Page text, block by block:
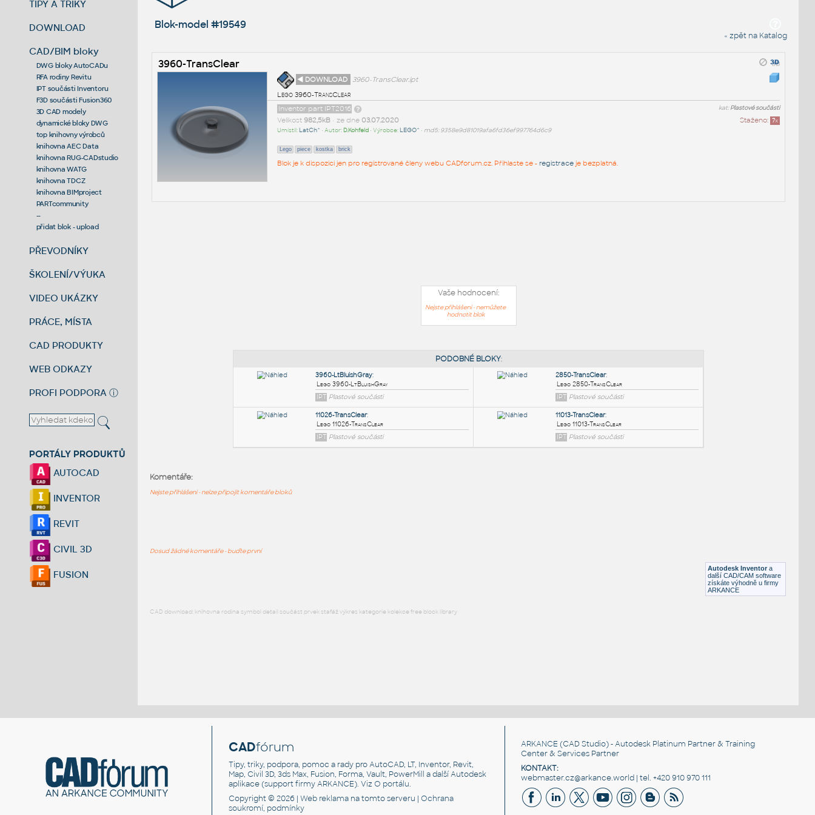
TIPY A TRIKY
DOWNLOAD
CAD/BIM bloky
DWG bloky AutoCADu
RFA rodiny Revitu
IPT součásti Inventoru
F3D součásti Fusion360
3D CAD modely
dynamické bloky DWG
top knihovny výrobců
knihovna AEC Data
knihovna RUG-CADstudio
knihovna WATG
knihovna TDCZ
knihovna BIMproject
PARTcommunity
--
přidat blok - upload
PŘEVODNÍKY
ŠKOLENÍ/VÝUKA
VIDEO UKÁZKY
PRÁCE, MÍSTA
CAD PRODUKTY
WEB ODKAZY
PROFI PODPORA ⓘ
PORTÁLY PRODUKTŮ
AUTOCAD
INVENTOR
REVIT
CIVIL 3D
FUSION
Blok-model #19549
« zpět na Katalog
3960-TransClear
◄ DOWNLOAD
3960-TransClear.ipt
Lego 3960-TransClear
kat:Plastové součásti
Inventor part IPT2016
Staženo: 7x
Velikost 982,5kB• ze dne 03.07.2020
Umístil: LatCh^ • Autor: D.Kohfeld• Výrobce: LEGO^ • md5: 9358e9d81019afa6fd36ef997764d6c9
Lego piece kostka brick
Blok je k dispozici jen pro registrované členy webu CADforum.cz. Přihlaste se - registraceje bezplatná.
Vaše hodnocení:
Nejste přihlášeni - nemůžete
hodnotit blok
Plastové součásti
Autodesk Inventor a
další CAD/CAM software
získáte výhodně u firmy
ARKANCE
Komentáře:
Nejste přihlášeni - nelze připojit komentáře bloků
Dosud žádné komentáře - buďte první
CAD download: knihovna rodina symbol detail součást prvek stafáž výkres kategorie kolekce free block library
CADfórum
Tipy, triky, podpora, pomoc a rady pro AutoCAD, LT, Inventor, Revit,
Map, Civil 3D, 3ds Max, Fusion, Forma, Vault, PowerMill a další Autodesk
aplikace (support firmy ARKANCE). VizO portálu.
Copyright © 2026 |Web reklama na tomto serveru |Ochrana
soukromí, podmínky
ARKANCE (CAD Studio) - Autodesk Platinum Partner & Training
Center & Services Partner
KONTAKT:
webmaster.cz@arkance.world | tel. +420 910 970 111